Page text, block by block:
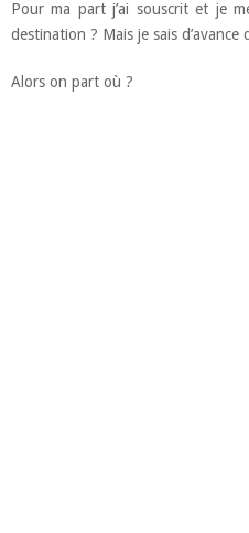
Pour ma part j’ai souscrit et je
destination ? Mais je sais d’avance
Alors on part où ?